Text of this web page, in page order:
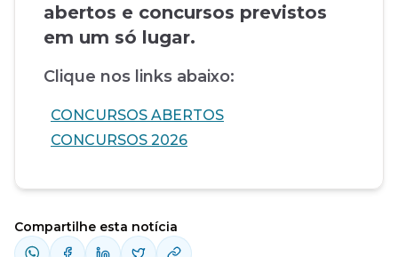
abertos e concursos previstos
em um só lugar.
Clique nos links abaixo:
CONCURSOS ABERTOS
CONCURSOS 2026
Compartilhe esta notícia